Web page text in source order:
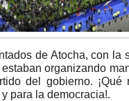
de Atocha, con la
estaban organizando
del gobierno. ¡Qué
para la democracia!.